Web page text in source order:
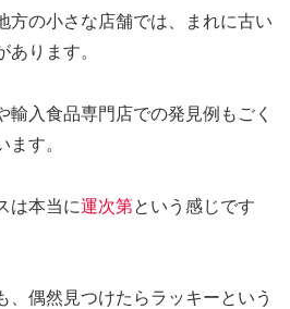
方の小さな店舗では、まれに古い
ります。
輸入食品専門店での発見例もごく
す。
は本当に運次第という感じです
、偶然見つけたらラッキーという